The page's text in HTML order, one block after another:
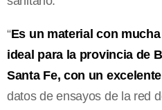
“Es un material con
ideal para la provincia de
Santa Fe, con un
datos de ensayos de la red